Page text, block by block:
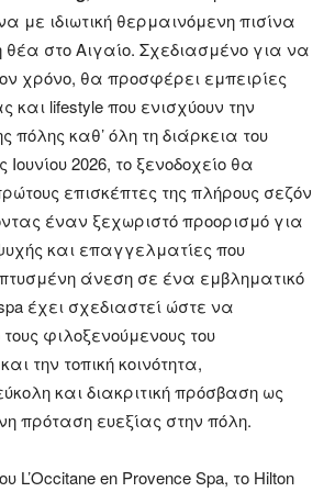
με ιδιωτική θερμαινόμενη πισίνα
θέα στο Αιγαίο. Σχεδιασμένο για να
χρόνο, θα προσφέρει εμπειρίες
και lifestyle που ενισχύουν την
πόλης καθ’ όλη τη διάρκεια του
Ιουνίου 2026, το ξενοδοχείο θα
επισκέπτες της πλήρους σεζόν
έναν ξεχωριστό προορισμό για
και επαγγελματίες που
άνεση σε ένα εμβληματικό
έχει σχεδιαστεί ώστε να
φιλοξενούμενους του
την τοπική κοινότητα,
και διακριτική πρόσβαση ως
πρόταση ευεξίας στην πόλη.
L’Occitane en Provence Spa, το Hilton